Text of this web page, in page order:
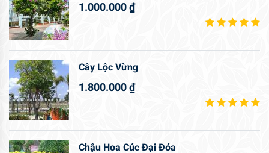
1.000.000₫
Cây Lộc Vừng
1.800.000₫
Chậu Hoa Cúc Đại Đóa